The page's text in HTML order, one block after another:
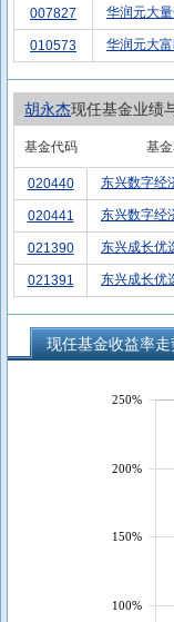
007827 华润元大
010573 华润元大
胡永杰现任基金业绩
基金代码 基
020440 东兴数字经
020441 东兴数字经
021390 东兴成长优
021391 东兴成长优
现任基金收益率走
100%
150%
200%
250%